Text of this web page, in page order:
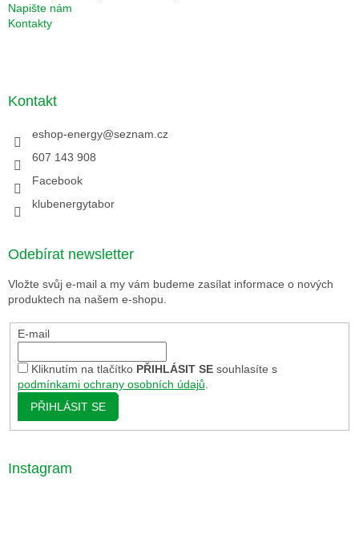
Napište nám
Kontakty
Kontakt
eshop-energy@seznam.cz
607 143 908
Facebook
klubenergytabor
Odebírat newsletter
Vložte svůj e-mail a my vám budeme zasílat informace o nových
produktech na našem e-shopu.
E-mail
Kliknutím na tlačítko PŘIHLÁSIT SEsouhlasíte s
podmínkami ochrany osobních údajů.
PŘIHLÁSIT SE
Instagram